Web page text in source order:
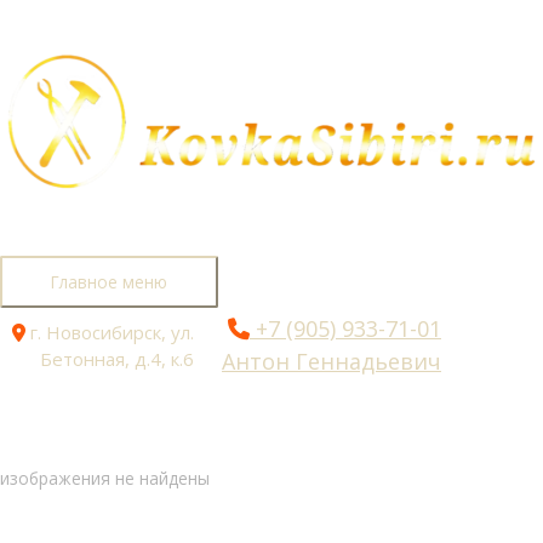
Главное меню
г. Новосибирск, ул.
Бетонная, д.4, к.6
+7 (905) 933-71-01
Антон Геннадьевич
изображения не найдены